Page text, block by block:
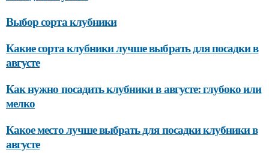
Выбор сорта клубники
Какие сорта клубники лучше выбрать для посадки в
августе
Как нужно посадить клубники в августе: глубоко или
мелко
Какое место лучше выбрать для посадки клубники в
августе